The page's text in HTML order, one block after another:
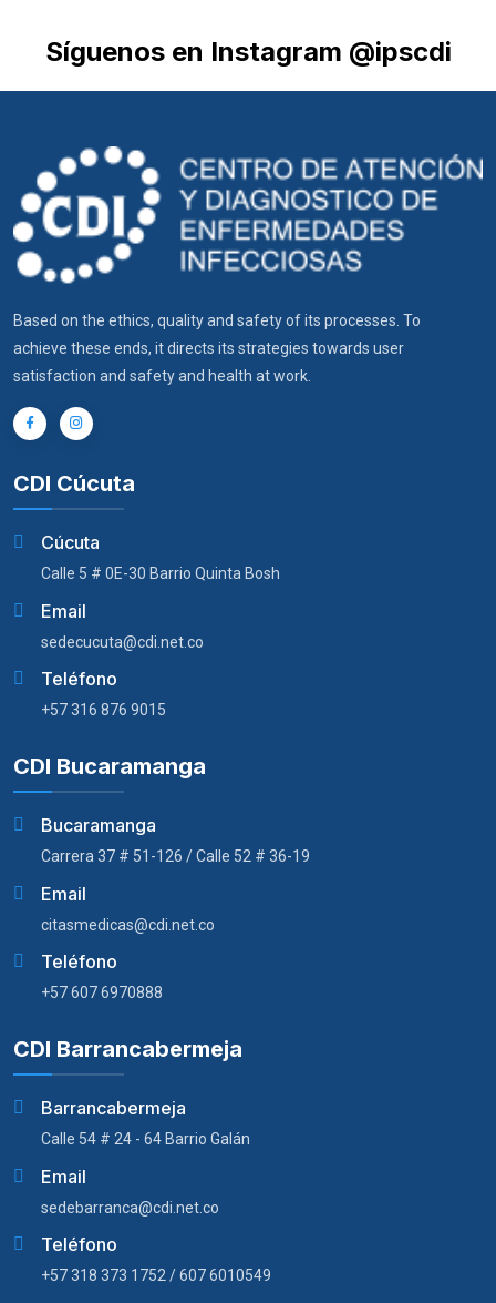
Síguenos en Instagram @ipscdi
Based on the ethics, quality and safety of its processes. To
achieve these ends, it directs its strategies towards user
satisfaction and safety and health at work.
CDI Cúcuta
Cúcuta
Calle 5 # 0E-30 Barrio Quinta Bosh
Email
sedecucuta@cdi.net.co
Teléfono
+57 316 876 9015
CDI Bucaramanga
Bucaramanga
Carrera 37 # 51-126 / Calle 52 # 36-19
Email
citasmedicas@cdi.net.co
Teléfono
+57 607 6970888
CDI Barrancabermeja
Barrancabermeja
Calle 54 # 24 - 64 Barrio Galán
Email
sedebarranca@cdi.net.co
Teléfono
+57 318 373 1752 / 607 6010549